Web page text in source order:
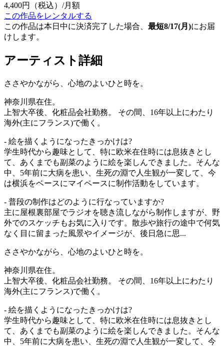
4,400円
（税込）/月額
この作品をレンタルする
この作品は本日中に決済完了した場合、 最短8/17(月)にお届
けします。
アーティスト詳細
ささやかながら、心地のよいひと時を。
神奈川県在住。
上智大卒後、化粧品会社勤務。 その間、16年以上にわたり
海外(主にフランス)で働く。
- 絵を描くようになったきっかけは?
学生時代から趣味として、特に欧米在住時には息抜きとし
て、あくまでも副菜のように絵を楽しんできました。そんな
中、5年前に大病を患い、生死の淵で人生観が一変して、今
は横浜をベースにマイペースに制作活動をしています。
- 普段の制作はどのように行なっていますか?
主に屋根裏部屋でラジオを聴き流しながら制作しますが、野
外でのスケッチもお気に入りです。散歩や旅行の途中で何気
なく目に留まった風景やイメージが、後日急に思...
ささやかながら、心地のよいひと時を。
神奈川県在住。
上智大卒後、化粧品会社勤務。 その間、16年以上にわたり
海外(主にフランス)で働く。
- 絵を描くようになったきっかけは?
学生時代から趣味として、特に欧米在住時には息抜きとし
て、あくまでも副菜のように絵を楽しんできました。そんな
中、5年前に大病を患い、生死の淵で人生観が一変して、今